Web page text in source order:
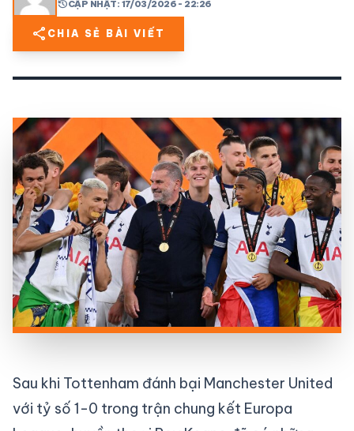
mail
historyCẬP NHẬT: 17/03/2026 - 22:26
share CHIA SẺ BÀI VIẾT
Sau khi Tottenham đánh bại Manchester United
với tỷ số 1-0 trong trận chung kết Europa